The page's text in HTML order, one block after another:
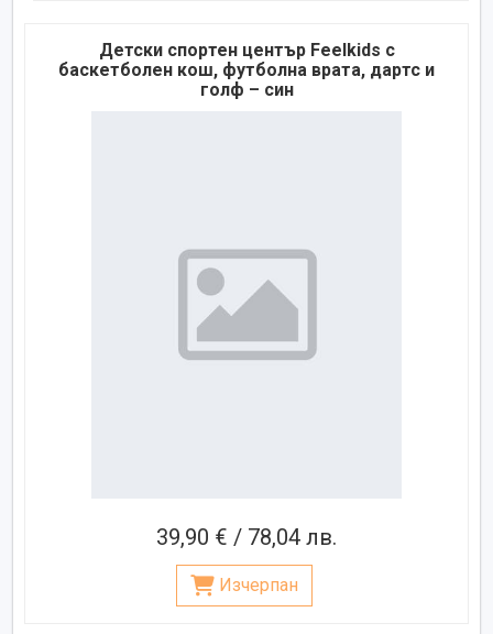
Детски спортен център Feelkids с
баскетболен кош, футболна врата, дартс и
голф – син
39,90 € / 78,04 лв.
Изчерпан